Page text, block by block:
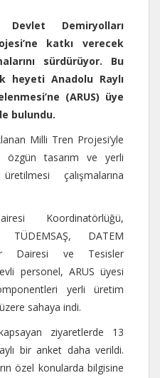
Demiryolları
katkı verecek
sürdürüyor. Bu
heyeti Anadolu Raylı
(ARUS) üye
bulundu.
Milli Tren Projesi’yle
tasarım ve yerli
çalışmalarına
Koordinatörlüğü,
TÜDEMSAŞ, DATEM
Dairesi ve Tesisler
personel, ARUS üyesi
yerli üretim
sahaya indi.
ziyaretlerde 13
bir anket daha verildi.
özel konularda bilgisine